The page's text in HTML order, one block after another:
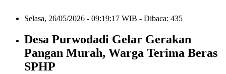
Selasa, 26/05/2026 - 09:19:17 WIB - Dibaca: 435
Desa Purwodadi Gelar Gerakan
Pangan Murah, Warga Terima Beras
SPHP